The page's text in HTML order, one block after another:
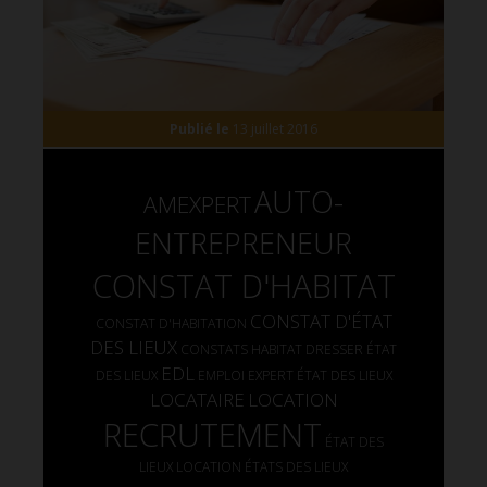
Publié le 13 juillet 2016
AMEXPERTAUTO-
ENTREPRENEUR
CONSTAT D'HABITAT
CONSTAT D'HABITATION CONSTAT D'ÉTAT
DES LIEUX CONSTATS HABITAT DRESSER ÉTAT
DES LIEUX EDL EMPLOI EXPERT ÉTAT DES LIEUX
LOCATAIRE LOCATION
RECRUTEMENT ÉTAT DES
LIEUX LOCATION ÉTATS DES LIEUX